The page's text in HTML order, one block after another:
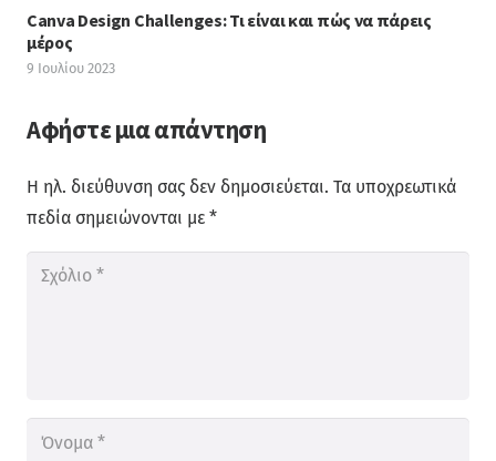
Canva Design Challenges: Τι είναι και πώς να πάρεις
μέρος
9 Ιουλίου 2023
Αφήστε μια απάντηση
Η ηλ. διεύθυνση σας δεν δημοσιεύεται. Τα υποχρεωτικά
πεδία σημειώνονται με *